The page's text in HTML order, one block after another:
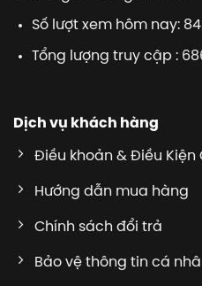
Số lượt xem hôm nay:
Tổng lượng truy cập :
Dịch vụ khách hàng
Điều khoản & Điều Kiện
Hướng dẫn mua hàng
Chính sách đổi trả
Bảo vệ thông tin cá